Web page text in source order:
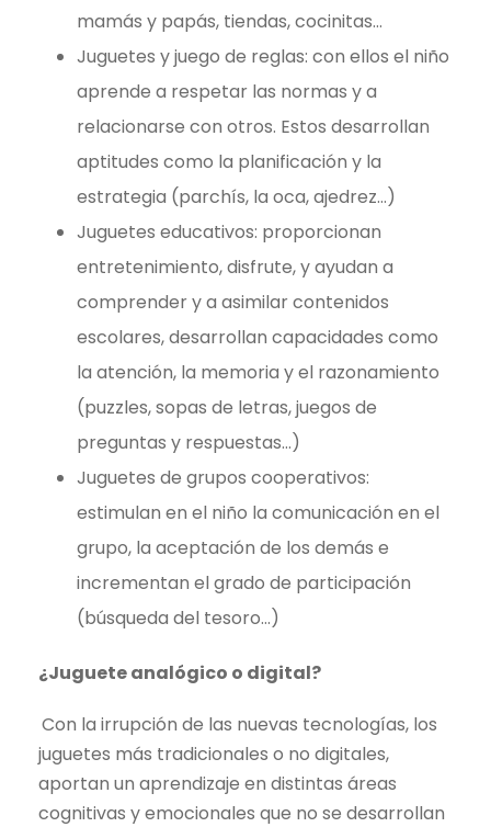
mamás y papás, tiendas, cocinitas…
Juguetes y juego de reglas: con ellos el niño
aprende a respetar las normas y a
relacionarse con otros. Estos desarrollan
aptitudes como la planificación y la
estrategia (parchís, la oca, ajedrez…)
Juguetes educativos: proporcionan
entretenimiento, disfrute, y ayudan a
comprender y a asimilar contenidos
escolares, desarrollan capacidades como
la atención, la memoria y el razonamiento
(puzzles, sopas de letras, juegos de
preguntas y respuestas…)
Juguetes de grupos cooperativos:
estimulan en el niño la comunicación en el
grupo, la aceptación de los demás e
incrementan el grado de participación
(búsqueda del tesoro…)
¿Juguete analógico o digital?
Con la irrupción de las nuevas tecnologías, los
juguetes más tradicionales o no digitales,
aportan un aprendizaje en distintas áreas
cognitivas y emocionales que no se desarrollan